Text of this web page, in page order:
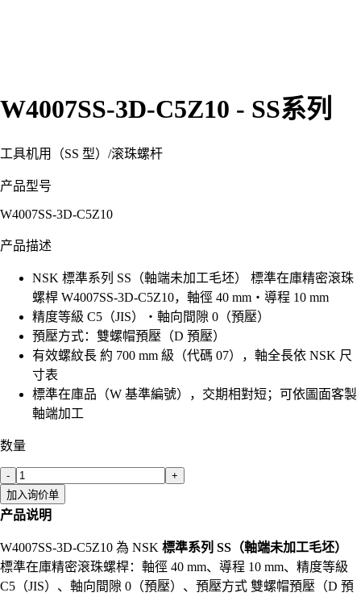
W4007SS-3D-C5Z10 - SS系列
工具机用（SS 型） /滚珠螺杆
产品型号
W4007SS-3D-C5Z10
产品描述
NSK 標準系列 SS（軸端未加工毛坯） 標準在庫精密滾珠
螺桿 W4007SS-3D-C5Z10，軸徑 40 mm・導程 10 mm
精度等級 C5（JIS）・軸向間隙 0（預壓）
預壓方式：雙螺帽預壓（D 預壓）
有效螺紋長 約 700 mm 級（代碼 07），軸全長依 NSK 尺
寸表
標準在庫品（W 基準編號），交期相對短；可依圖面客製
軸端加工
数量
-
+
加入询价单
产品说明
W4007SS-3D-C5Z10 為 NSK 標準系列 SS（軸端未加工毛坯）
標準在庫精密滾珠螺桿：軸徑 40 mm、導程 10 mm、精度等級
C5（JIS）、軸向間隙 0（預壓）、預壓方式 雙螺帽預壓（D 預